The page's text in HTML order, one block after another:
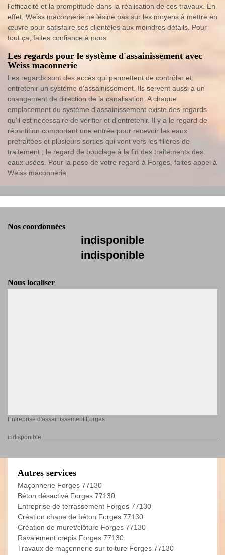
l'efficacité et la promptitude dans la réalisation de ces travaux. En
effet, Weiss maconnerie ne lésine pas sur les moyens à mettre en
œuvre pour satisfaire ses clientèles aux moindres détails. Pour
tout ça, faites confiance à nous
Les regards pour le système d'assainissement avec
Weiss maconnerie
Les regards sont des accès qui permettent de contrôler et
entretenir un système d'assainissement. Ils servent aussi à un
changement de direction de la canalisation. A chaque
emplacement du système d'assainissement existe des regards
qu'il est nécessaire de vérifier et d'entretenir. Il y a le regard de
répartition comportant une entrée pour recevoir les eaux
pretraitées et plusieurs sorties qui vont vers les filières de
traitement ; le regard de bouclage à la fin des traitements des
eaux usées. Pour la pose de votre regard à Forges, faites appel à
Weiss maconnerie.
Nos coordonnées
indisponible
indisponible
Nous localiser
Entreprise d'assainissement Forges
indisponible
Autres services
Maçonnerie Forges 77130
Béton désactivé Forges 77130
Entreprise de terrassement Forges 77130
Création chape de béton Forges 77130
Création de muret/clôture Forges 77130
Ravalement crepis Forges 77130
Travaux de maçonnerie sur toiture Forges 77130